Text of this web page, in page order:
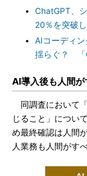
ChatGPT、
20％を突破
AIコーディ
揺らぐ？ 「
AI導入後も人間
同調査において
じること」につい
め最終確認は人間
人業務も人間がす